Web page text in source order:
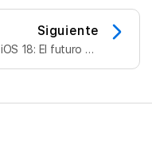
Siguiente
iOS 18: El futuro del